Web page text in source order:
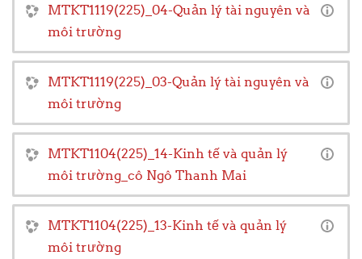
MTKT1119(225)_04-Quản lý tài nguyên và
môi trường
MTKT1119(225)_03-Quản lý tài nguyên và
môi trường
MTKT1104(225)_14-Kinh tế và quản lý
môi trường_cô Ngô Thanh Mai
MTKT1104(225)_13-Kinh tế và quản lý
môi trường